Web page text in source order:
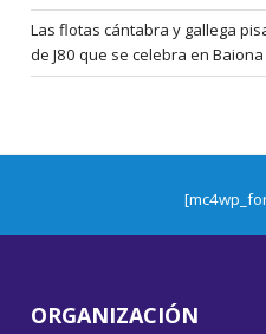
Las flotas cántabra y gallega
de J80 que se celebra en Baiona
ORGANIZACIÓN